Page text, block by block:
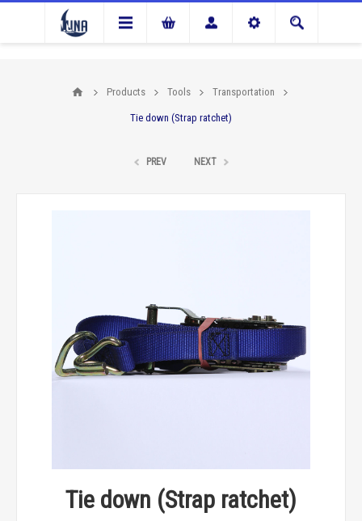
Products Tools Transportation
Tie down (Strap ratchet)
PREV NEXT
Tie down (Strap ratchet)